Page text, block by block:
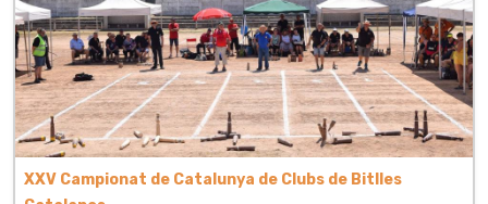
XXV Campionat de Catalunya de Clubs de Bitlles